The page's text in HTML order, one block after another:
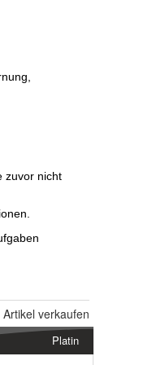
Artikel verkaufen
Platin